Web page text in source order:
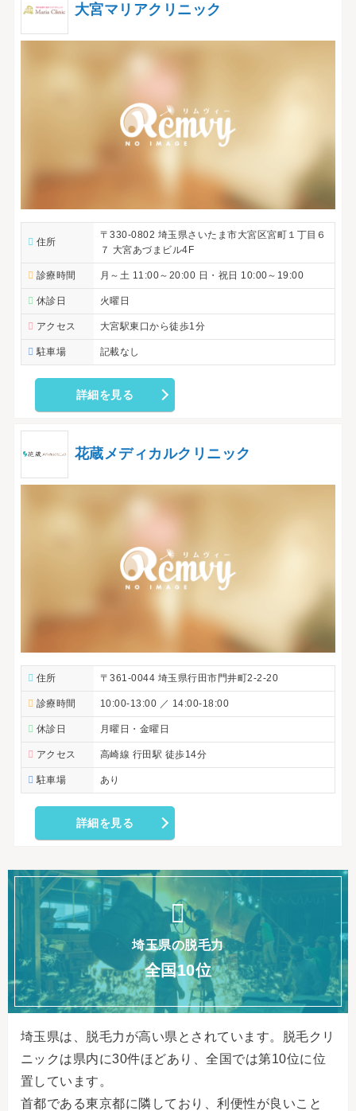
大宮マリアクリニック
住所
〒330-0802 埼玉県さいたま市大宮区宮町１丁目６
７ 大宮あづまビル4F
診療時間 月～土 11:00～20:00 日・祝日 10:00～19:00
休診日 火曜日
アクセス 大宮駅東口から徒歩1分
駐車場 記載なし
詳細を見る
花蔵メディカルクリニック
住所 〒361-0044 埼玉県行田市門井町2-2-20
診療時間 10:00-13:00 ／ 14:00-18:00
休診日 月曜日・金曜日
アクセス 高崎線 行田駅 徒歩14分
駐車場 あり
詳細を見る
埼玉県の脱毛力
全国10位
埼玉県は、脱毛力が高い県とされています。脱毛クリ
ニックは県内に30件ほどあり、全国では第10位に位
置しています。
首都である東京都に隣しており、利便性が良いこと